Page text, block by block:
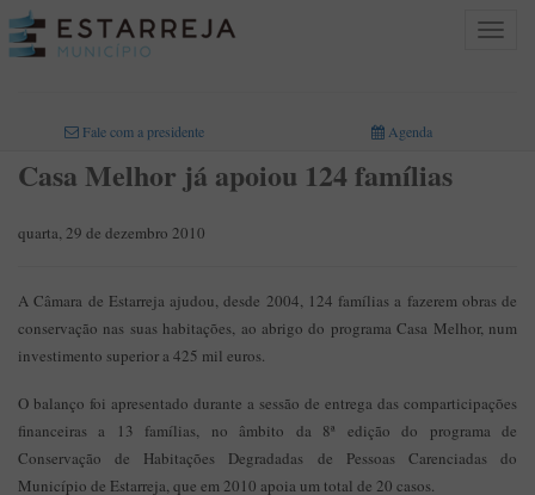
Toggle
Fale com a presidente Agenda
Casa Melhor já apoiou 124 famílias
quarta, 29 de dezembro 2010
A Câmara de Estarreja ajudou, desde 2004, 124 famílias a fazerem obras de
conservação nas suas habitações, ao abrigo do programa Casa Melhor, num
investimento superior a 425 mil euros.
O balanço foi apresentado durante a sessão de entrega das comparticipações
financeiras a 13 famílias, no âmbito da 8ª edição do programa de
Conservação de Habitações Degradadas de Pessoas Carenciadas do
Município de Estarreja, que em 2010 apoia um total de 20 casos.